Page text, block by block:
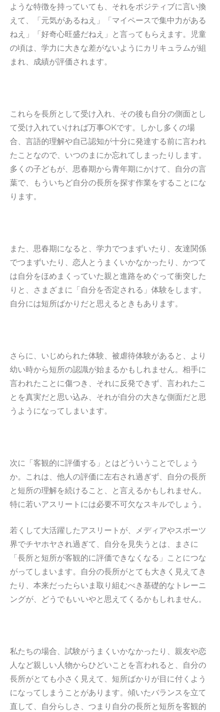
ような特徴を持っていても、それをポジティブに言い換
えて、「元気があるねえ」「マイペースで集中力がある
ねえ」「好奇心旺盛だねえ」と言ってもらえます。児童
の頃は、学力に大きな差がないようにカリキュラムが組
まれ、成績が評価されます。
これらを長所として受け入れ、その後も自分の側面とし
て受け入れていければ万事OKです。しかし多くの場
合、言語的理解や自己認知が十分に発達する前に言われ
たことなので、いつのまにか忘れてしまったりします。
多くの子どもが、思春期から青年期にかけて、自分の言
葉で、もういちど自分の長所を探す作業をすることにな
ります。
また、思春期になると、学力でつまずいたり、友達関係
でつまずいたり、恋人とうまくいかなかったり、かつて
は自分をほめまくっていた親と進路をめぐって衝突した
りと、さまざまに「自分を否定される」体験をします。
自分には短所ばかりだと思えるときもあります。
さらに、いじめられた体験、被虐待体験があると、より
幼い時から短所の認識が始まるかもしれません。相手に
言われたことに傷つき、それに反発できず、言われたこ
とを真実だと思い込み、それが自分の大きな側面だと思
うようになってしまいます。
次に「客観的に評価する」とはどういうことでしょう
か。これは、他人の評価に左右され過ぎず、自分の長所
と短所の理解を続けること、と言えるかもしれません。
特に若いアスリートには必要不可欠なスキルでしょう。
若くして大活躍したアスリートが、メディアやスポーツ
界でチヤホヤされ過ぎて、自分を見失うとは、まさに
「長所と短所が客観的に評価できなくなる」ことにつな
がってしまいます。自分の長所がとても大きく見えてき
たり、本来だったらいま取り組むべき基礎的なトレーニ
ングが、どうでもいいやと思えてくるかもしれません。
私たちの場合、試験がうまくいかなかったり、親友や恋
人など親しい人物からひどいことを言われると、自分の
長所がとても小さく見えて、短所ばかりが目に付くよう
になってしまうことがあります。傾いたバランスを立て
直して、自分らしさ、つまり自分の長所と短所を客観的